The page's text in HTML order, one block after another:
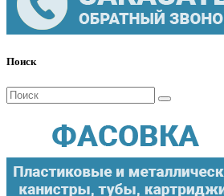
Поиск
Поиск
для: